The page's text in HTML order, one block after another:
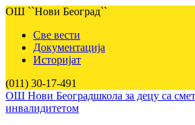
ОШ ``Нови Београд``
Све вести
Документација
Историјат
(011) 30-17-491
ОШ Нови Београдшкола за децу са
инвалидитетом